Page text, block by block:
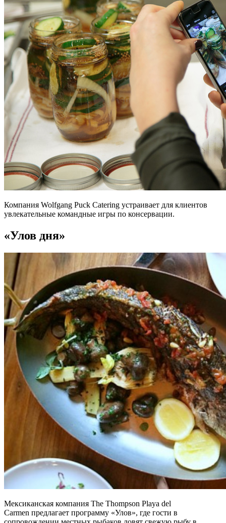
Компания Wolfgang Puck Catering устраивает для клиентов
увлекательные командные игры по консервации.
«Улов дня»
Мексиканская компания The Thompson Playa del
Carmen предлагает программу «Улов», где гости в